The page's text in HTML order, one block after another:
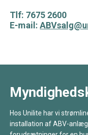
Tlf: 7675 2600
E-mail:
Hos Unilite har vi
installation af ABV-